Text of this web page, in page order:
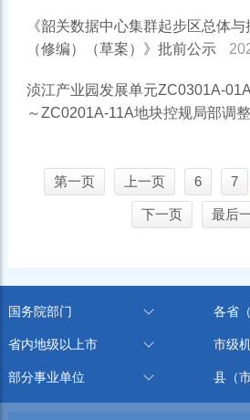
《韶关数据中心集群起步区总体
（修编）（草案）》批前公示
浈江产业园发展单元ZC0301A-
～ZC0201A-11A地块控规局部调
第一页 上一页 6 7
下一页 最后
国务院部门 各省
省内地级以上市 市级
部分事业单位 县（